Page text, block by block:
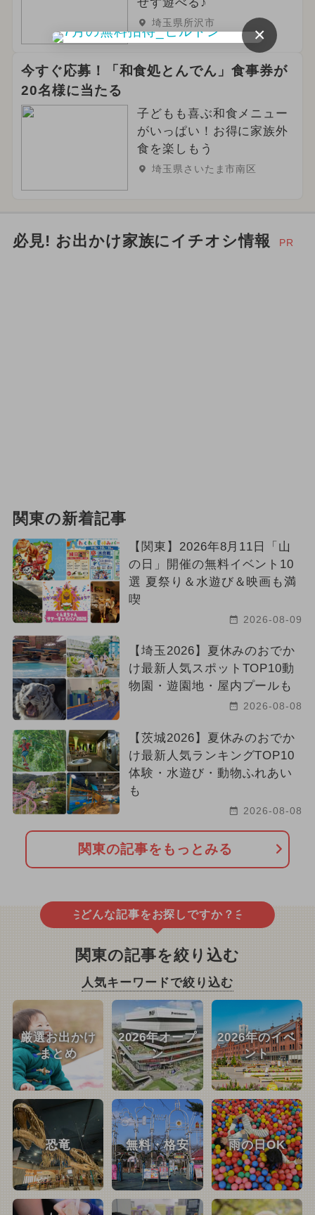
せず遊べる♪
埼玉県所沢市
今すぐ応募！「和食処とんでん」食事券が
20名様に当たる
子どもも喜ぶ和食メニュー
がいっぱい！お得に家族外
食を楽しもう
埼玉県さいたま市南区
必見! お出かけ家族にイチオシ情報 PR
関東の新着記事
【関東】2026年8月11日「山
の日」開催の無料イベント10
選 夏祭り＆水遊び＆映画も満
喫
2026-08-09
【埼玉2026】夏休みのおでか
け最新人気スポットTOP10動
物園・遊園地・屋内プールも
2026-08-08
【茨城2026】夏休みのおでか
け最新人気ランキングTOP10
体験・水遊び・動物ふれあい
も
2026-08-08
関東の記事をもっとみる
どんな記事をお探しですか？
関東の記事を絞り込む
人気キーワードで絞り込む
厳選お出かけ
まとめ
2026年オープ
ン
2026年のイベ
ント
恐竜 無料・格安 雨の日OK
×